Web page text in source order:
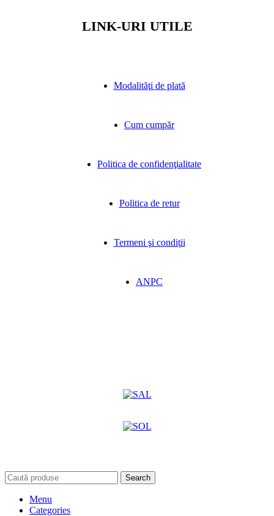
LINK-URI UTILE
Modalităţi de plată
Cum cumpăr
Politica de confidenţialitate
Politica de retur
Termeni şi condiţii
ANPC
Search
Menu
Categories